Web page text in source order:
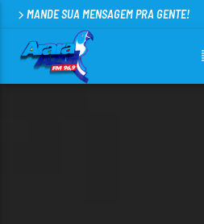
MANDE SUA MENSAGEM PRA GENTE!